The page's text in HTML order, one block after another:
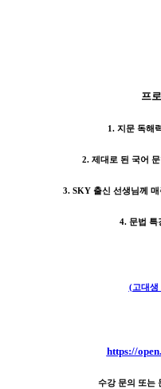
프
1. 지문 독해
2. 제대로 된 국어
3. SKY 출신 선생님께
4. 문법 특
(고대생
https://
수강 문의 또는